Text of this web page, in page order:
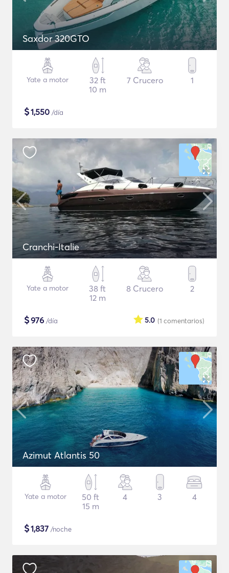
Saxdor 320GTO
Yate a motor
32 ft
10 m
7 Crucero 1
$1,550 /día
Cranchi-Italie
Yate a motor
38 ft
12 m
8 Crucero 2
$976 /día (1 comentarios)
5.0
Azimut Atlantis 50
Yate a motor
50 ft
15 m
4 3 4
$1,837 /noche